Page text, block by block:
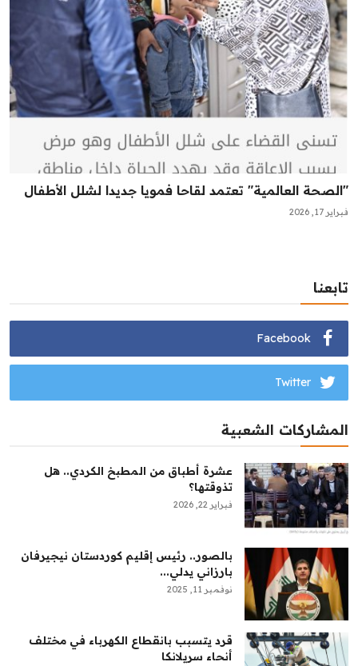
"الصحة العالمية" تعتمد لقاحا فمويا جديدا لشلل الأطفال
فبراير 17, 2026
تابعنا
Facebook
Twitter
المشاركات الشعبية
عشرة أطباق من المطبخ الكردي.. هل
تذوقتها؟
فبراير 22, 2026
بالصور.. رئيس إقليم كوردستان نيجيرفان
بارزاني يدلي...
نوفمبر 11, 2025
قرد يتسبب بانقطاع الكهرباء في مختلف
أنحاء سريلانكا